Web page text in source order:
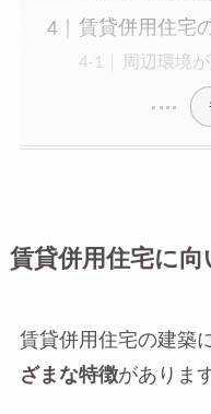
賃貸併用住宅
周辺環境
賃貸併用住宅に
賃貸併用住宅の建築
ざまな特徴がありま